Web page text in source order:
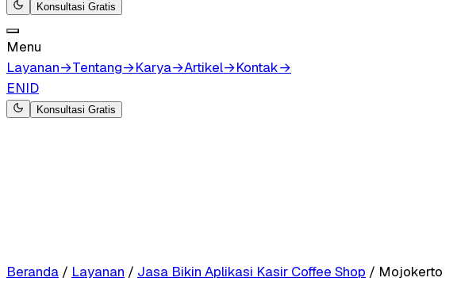
Konsultasi Gratis
Menu
Layanan→Tentang→Karya→Artikel→Kontak→
ENID
Konsultasi Gratis
Beranda / Layanan / Jasa Bikin Aplikasi Kasir Coffee Shop / Mojokerto